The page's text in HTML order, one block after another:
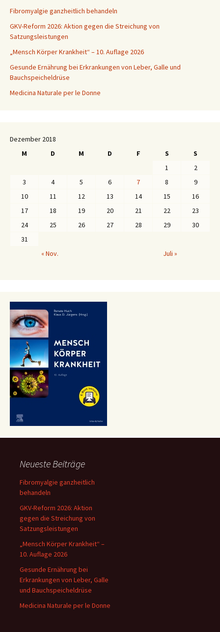
Fibromyalgie ganzheitlich behandeln
GKV-Reform 2026: Aktion gegen die Streichung von
Satzungsleistungen
„Mensch Körper Krankheit“ – 10. Auflage 2026
Gesunde Ernährung bei Erkrankungen von Leber, Galle und
Bauchspeicheldrüse
Medicina Naturale per le Donne
Dezember 2018
M
D M D F S
S
1
2
3
4 5 6 7 8
9
10
11 12 13 14 15
16
17
18 19 20 21 22
23
24
25 26 27 28 29
30
31
« Nov.
Juli »
Neueste Beiträge
Fibromyalgie ganzheitlich
behandeln
GKV-Reform 2026: Aktion
gegen die Streichung von
Satzungsleistungen
„Mensch Körper Krankheit“ –
10. Auflage 2026
Gesunde Ernährung bei
Erkrankungen von Leber, Galle
und Bauchspeicheldrüse
Medicina Naturale per le Donne